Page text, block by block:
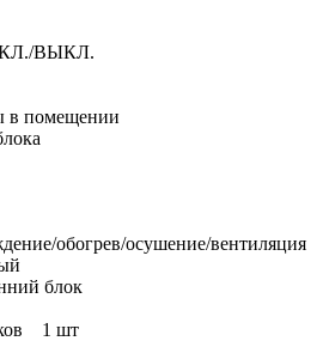
ВЫКЛ.
в помещении
обогрев/осушение/вентиляция
блок
1 шт